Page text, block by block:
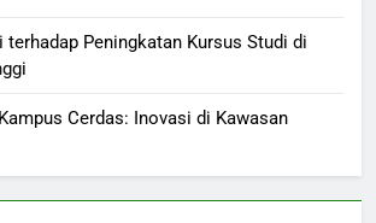
Peningkatan Kursus Studi di
Cerdas: Inovasi di Kawasan